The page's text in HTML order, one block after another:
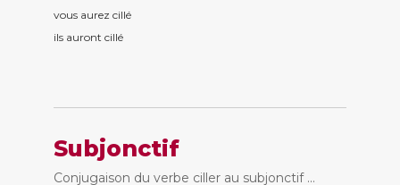
vous aurez cillé
ils auront cillé
Subjonctif
Conjugaison du verbe ciller au subjonctif ...